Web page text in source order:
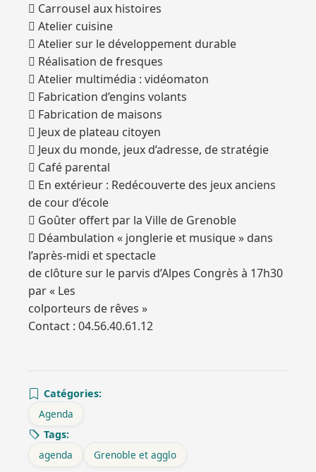
 Carrousel aux histoires
 Atelier cuisine
 Atelier sur le développement durable
 Réalisation de fresques
 Atelier multimédia : vidéomaton
 Fabrication d’engins volants
 Fabrication de maisons
 Jeux de plateau citoyen
 Jeux du monde, jeux d’adresse, de stratégie
 Café parental
 En extérieur : Redécouverte des jeux anciens
de cour d’école
 Goûter offert par la Ville de Grenoble
 Déambulation « jonglerie et musique » dans
l’après-midi et spectacle
de clôture sur le parvis d’Alpes Congrès à 17h30
par « Les
colporteurs de rêves »
Contact : 04.56.40.61.12
Catégories:
Agenda
Tags:
agenda
Grenoble et agglo